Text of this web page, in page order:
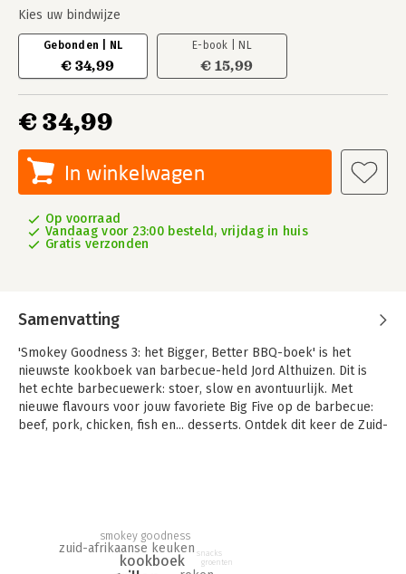
Kies uw bindwijze
Gebonden | NL
€ 34,99
E-book | NL
€ 15,99
€ 34,99
In winkelwagen
Op voorraad
Vandaag voor 23:00 besteld, vrijdag in huis
Gratis verzonden
Samenvatting
'Smokey Goodness 3: het Bigger, Better BBQ-boek' is het
nieuwste kookboek van barbecue-held Jord Althuizen. Dit is
het echte barbecuewerk: stoer, slow en avontuurlijk. Met
nieuwe flavours voor jouw favoriete Big Five op de barbecue:
beef, pork, chicken, fish en... desserts. Ontdek dit keer de Zuid-
Kookboek van het Jaar 2016 én Kookboek van het Jaar 2017.
kookboek
zuid-afrikaanse keuken
smokey goodness
snacks
groenten